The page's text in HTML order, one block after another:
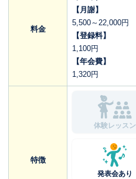
料金
【月謝】
5,500～22,000円
【登録料】
1,100円
【年会費】
1,320円
特徴
体験レッスン
発表会あり